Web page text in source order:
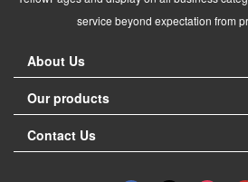
service beyond expectation from
About Us
Our products
Contact Us